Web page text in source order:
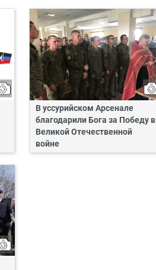
В уссурийском Арсенале
благодарили Бога за Победу в
Великой Отечественной
войне